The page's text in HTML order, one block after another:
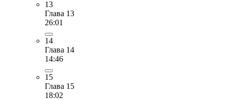
13
Глава 13
26:01
14
Глава 14
14:46
15
Глава 15
18:02